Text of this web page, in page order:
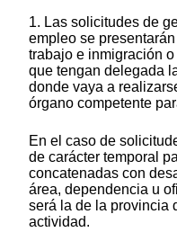
1. Las solicitudes de
empleo se
trabajo e inmigración
que tengan delegada
donde vaya a
órgano competente
En el caso de
de carácter temporal
concatenadas con
área, dependencia u
será la de la provincia
actividad.